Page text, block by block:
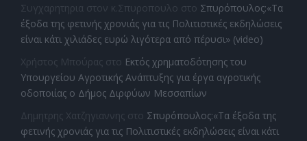
Συγχαρητηρια στον κ.Σπυροπουλο στο Σπυρόπουλος:«Τα
έξοδα της φετινής χρονιάς για τις Πολιτιστικές εκδηλώσεις
είναι κάτι χιλιάδες ευρώ λιγότερα από πέρυσι» (video)
Χρήστος Μπούρας στο Εκτός χρηματοδότησης του
Υπουργείου Αγροτικής Ανάπτυξης για έργα αγροτικής
οδοποιίας ο Δήμος Διρφύων Μεσσαπίων
Δημητρης Χατζηγιαννης στο Σπυρόπουλος:«Τα έξοδα της
φετινής χρονιάς για τις Πολιτιστικές εκδηλώσεις είναι κάτι